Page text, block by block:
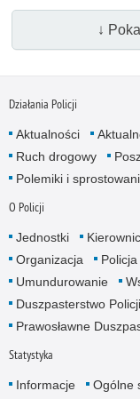
↓
Działania Policji
Aktualności
Ruch drogowy
Polemiki i
O Policji
Jednostki
Organizacja
Umundurowanie
Duszpasterstwo
Prawosławne
Statystyka
Informacje Ogólne